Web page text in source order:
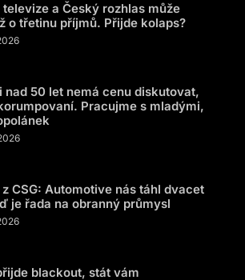
televize a Český rozhlas může
o třetinu příjmů. Přijde kolaps?
nad 50 let nemá cenu diskutovat,
Pracujme s mladými,
CSG: Automotive nás táhl dvacet
je řada na obranný průmysl
blackout, stát vám